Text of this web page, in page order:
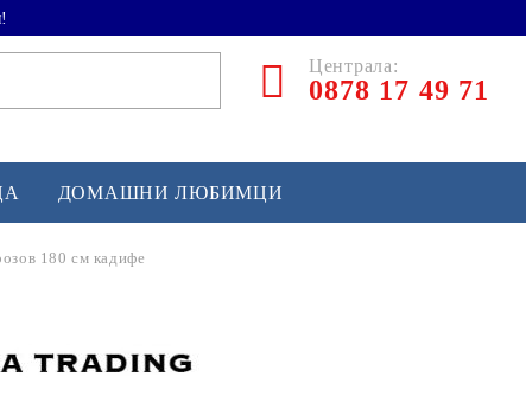
Централа:
0878 17 49 71
ДОМАШНИ ЛЮБИМЦИ
180 см кадифе